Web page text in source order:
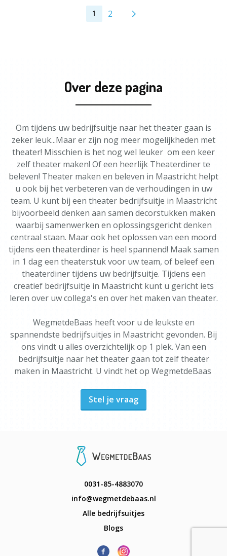
1 2
Over deze pagina
Om tijdens uw bedrijfsuitje naar het theater gaan is
zeker leuk...Maar er zijn nog meer mogelijkheden met
theater! Misschien is het nog wel leuker om een keer
zelf theater maken! Of een heerlijk Theaterdiner te
beleven! Theater maken en beleven in Maastricht helpt
u ook bij het verbeteren van de verhoudingen in uw
team. U kunt bij een theater bedrijfsuitje in Maastricht
bijvoorbeeld denken aan samen decorstukken maken
waarbij samenwerken en oplossingsgericht denken
centraal staan. Maar ook het oplossen van een moord
tijdens een theaterdiner is heel spannend! Maak samen
in 1 dag een theaterstuk voor uw team, of beleef een
theaterdiner tijdens uw bedrijfsuitje. Tijdens een
creatief bedrijfsuitje in Maastricht kunt u gericht iets
leren over uw collega's en over het maken van theater.
WegmetdeBaas heeft voor u de leukste en
spannendste bedrijfsuitjes in Maastricht gevonden. Bij
ons vindt u alles overzichtelijk op 1 plek. Van een
bedrijfsuitje naar het theater gaan tot zelf theater
maken in Maastricht. U vindt het op WegmetdeBaas
Stel je vraag
0031-85-4883070
info@wegmetdebaas.nl
Alle bedrijfsuitjes
Blogs